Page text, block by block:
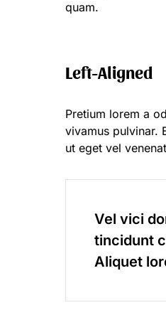
quam.
Left-Aligned
Pretium lorem a
vivamus pulvinar.
ut eget vel
Vel vici
tincidunt
Aliquet